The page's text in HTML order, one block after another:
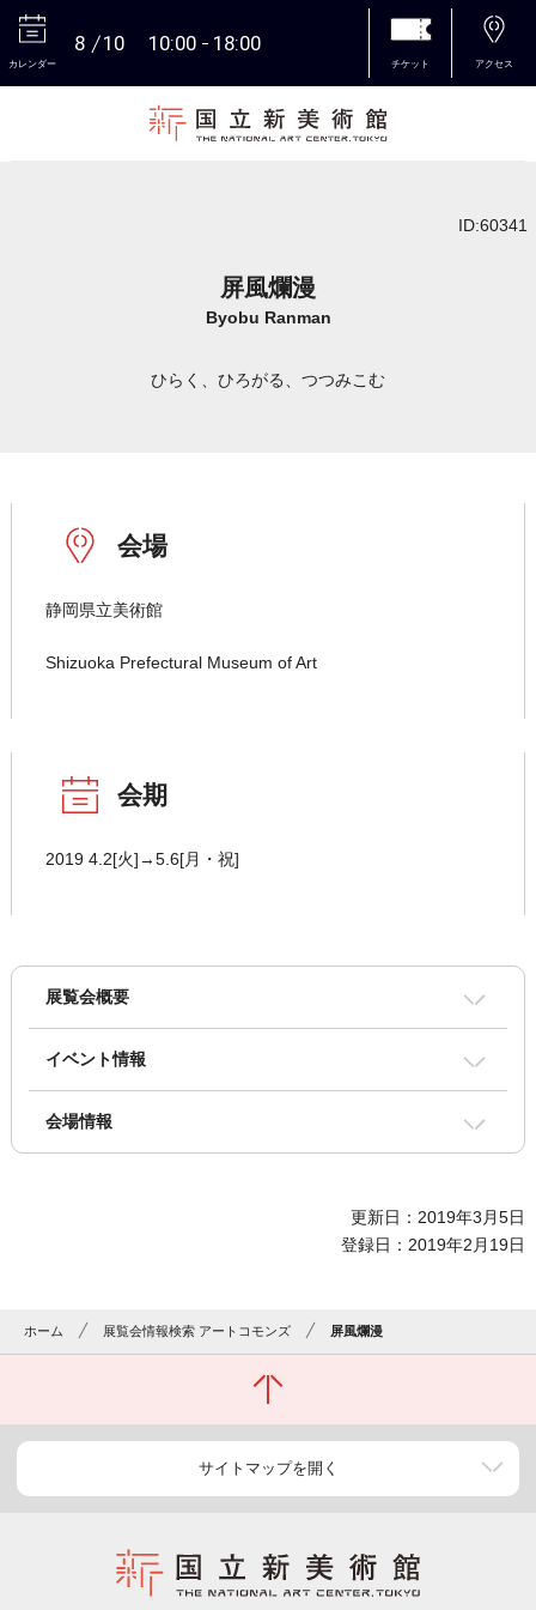
カレンダー
8 10 10:00 18:00
チケット アクセス
ID:60341
屏風爛漫
Byobu Ranman
ひらく、ひろがる、つつみこむ
会場
静岡県立美術館
Shizuoka Prefectural Museum of Art
会期
2019 4.2[火]→5.6[月・祝]
展覧会概要
イベント情報
会場情報
更新日：2019年3月5日
登録日：2019年2月19日
ホーム 展覧会情報検索 アートコモンズ 屏風爛漫
サイトマップを開く